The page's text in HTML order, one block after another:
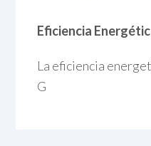
Eficiencia
La eficiencia
G